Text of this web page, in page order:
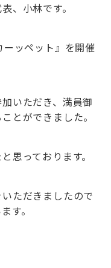
、小林です。
ッペット』を開催
いただき、満員御
とができました。
思っております。
ただきましたので
す。